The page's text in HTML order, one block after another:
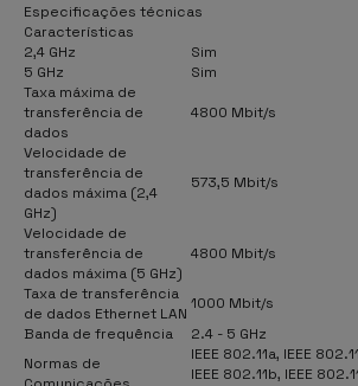
Especificações técnicas
Características
2,4 GHz
Sim
5 GHz
Sim
Taxa máxima de
transferência de
dados
4800 Mbit/s
Velocidade de
transferência de
dados máxima (2,4
GHz)
573,5 Mbit/s
Velocidade de
transferência de
dados máxima (5 GHz)
4800 Mbit/s
Taxa de transferência
de dados Ethernet LAN
1000 Mbit/s
Banda de frequência
2.4 - 5 GHz
Normas de
IEEE 802.11a, IEEE
IEEE 802.11b, IEEE